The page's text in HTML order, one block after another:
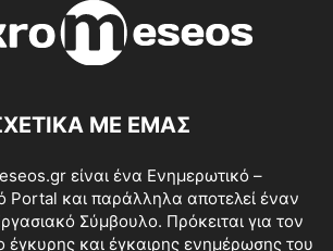
ΜΕ ΕΜΑΣ
είναι ένα Ενημερωτικό –
Portal και παράλληλα αποτελεί έναν
Σύμβουλο. Πρόκειται για τον
και έγκαιρης ενημέρωσης του